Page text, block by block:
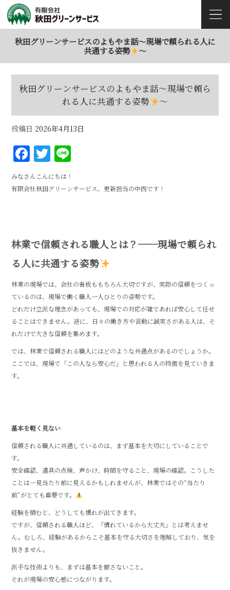
秋田グリーンサービスのよもやま話～現場で頼られる人に
共通する姿勢
～
秋田グリーンサービスのよもやま話～現場で頼ら
れる人に共通する姿勢
～
投稿日 2026年4月13日
F
a
c
o
o
k
T
w
it e
みなさんこんにちは！
有限会社秋田グリーンサービス、更新担当の中西です！
林業で信頼される職人とは？──現場で頼られ
る人に共通する姿勢
林業の現場では、会社の看板ももちろん大切ですが、実際の信頼をつくっ
ているのは、現場で働く職人一人ひとりの姿勢です。
どれだけ立派な理念があっても、現場での対応が雑であれば安心して任せ
ることはできません。逆に、日々の働き方や言動に誠実さがある人は、そ
れだけで大きな信頼を集めます。
では、林業で信頼される職人にはどのような共通点があるのでしょうか。
ここでは、現場で「この人なら安心だ」と思われる人の特徴を見ていきま
す。
基本を軽く見ない
信頼される職人に共通しているのは、まず基本を大切にしていることで
す。
安全確認、道具の点検、声かけ、時間を守ること、現場の確認。こうした
ことは一見当たり前に見えるかもしれませんが、林業ではその“当たり
前”がとても重要です。
経験を積むと、どうしても慣れが出てきます。
ですが、信頼される職人ほど、「慣れているから大丈夫」とは考えませ
ん。むしろ、経験があるからこそ基本を守る大切さを理解しており、気を
抜きません。
派手な技術よりも、まずは基本を崩さないこと。
それが現場の安心感につながります。